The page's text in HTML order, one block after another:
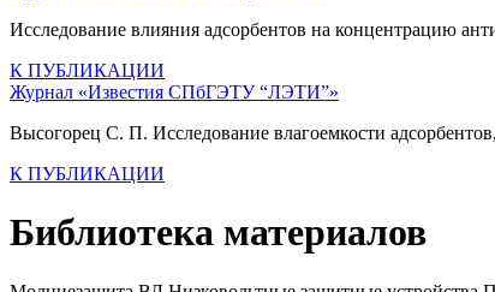
Исследование влияния адсорбентов на концентрацию
К ПУБЛИКАЦИИ
Журнал «Известия СПбГЭТУ “ЛЭТИ”»
Высогорец С. П. Исследование влагоемкости
К ПУБЛИКАЦИИ
Библиотека материалов